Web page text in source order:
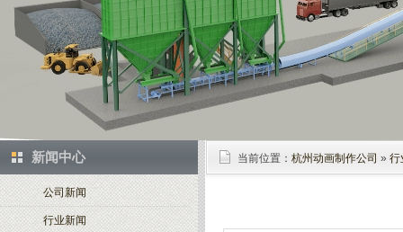
新闻中心
公司新闻
行业新闻
当前位置： 杭州动画制作公司 » 行